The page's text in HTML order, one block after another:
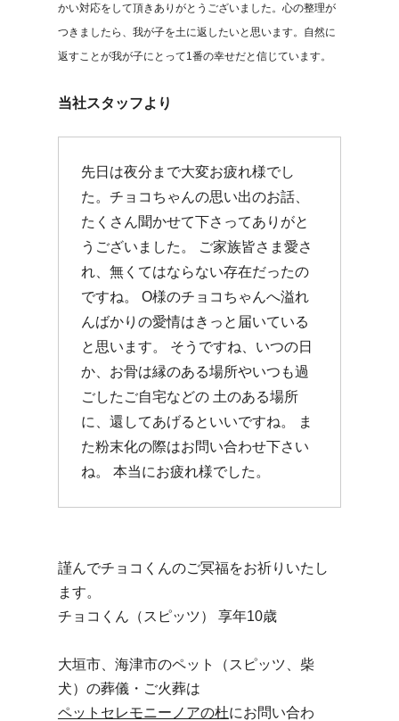
かい対応をして頂きありがとうございました。心の整理が
つきましたら、我が子を土に返したいと思います。自然に
返すことが我が子にとって1番の幸せだと信じています。
当社スタッフより
先日は夜分まで大変お疲れ様でし
た。チョコちゃんの思い出のお話、
たくさん聞かせて下さってありがと
うございました。 ご家族皆さま愛さ
れ、無くてはならない存在だったの
ですね。 O様のチョコちゃんへ溢れ
んばかりの愛情はきっと届いている
と思います。 そうですね、いつの日
か、お骨は縁のある場所やいつも過
ごしたご自宅などの 土のある場所
に、還してあげるといいですね。 ま
た粉末化の際はお問い合わせ下さい
ね。 本当にお疲れ様でした。
謹んでチョコくんのご冥福をお祈りいたし
ます。
チョコくん（スピッツ） 享年10歳
大垣市、海津市のペット（スピッツ、柴
犬）の葬儀・ご火葬は
ペットセレモニーノアの杜にお問い合わ